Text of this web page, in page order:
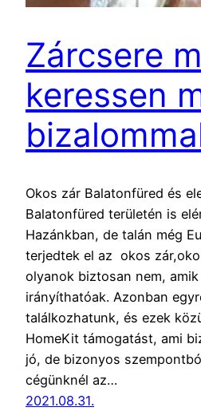
Zárcsere
keressen
Okos zár Balatonfüred és
Balatonfüred területén is
Hazánkban, de talán még
terjedtek el az okos
olyanok biztosan nem,
irányíthatóak. Azonban
találkozhatunk, és ezek
HomeKit támogatást, ami
jó, de bizonyos
cégünknél az…
2021.08.31.